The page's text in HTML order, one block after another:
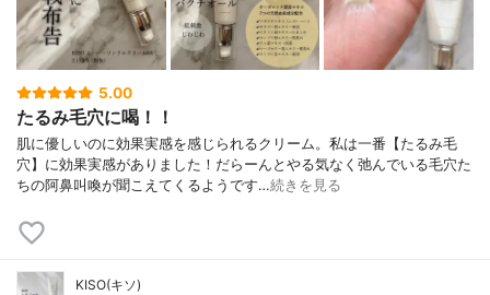
5.00
たるみ毛穴に喝！！
肌に優しいのに効果実感を感じられるクリーム。私は一番【たるみ毛
穴】に効果実感がありました！だらーんとやる気なく弛んでいる毛穴た
ちの阿鼻叫喚が聞こえてくるようです…続きを見る
KISO(キソ)